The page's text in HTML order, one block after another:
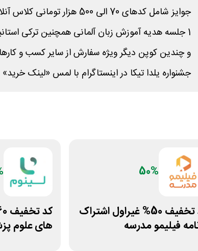
جوایز شامل کدهای 70 الی 500 هزار تومانی کلاس آنلاین
1 جلسه هدیه آموزش زبان آلمانی همچنین ترکی استانبولی
و چندین کوپن دیگر ویژه سفارش از سایر کسب و کارها
جشنواره یلدا تیکا در اینستاگرام با لمس «لینک خرید»
50%
کد تخفیف 50% غیراول اشتراک
فیلیمو مدرسه
های علوم